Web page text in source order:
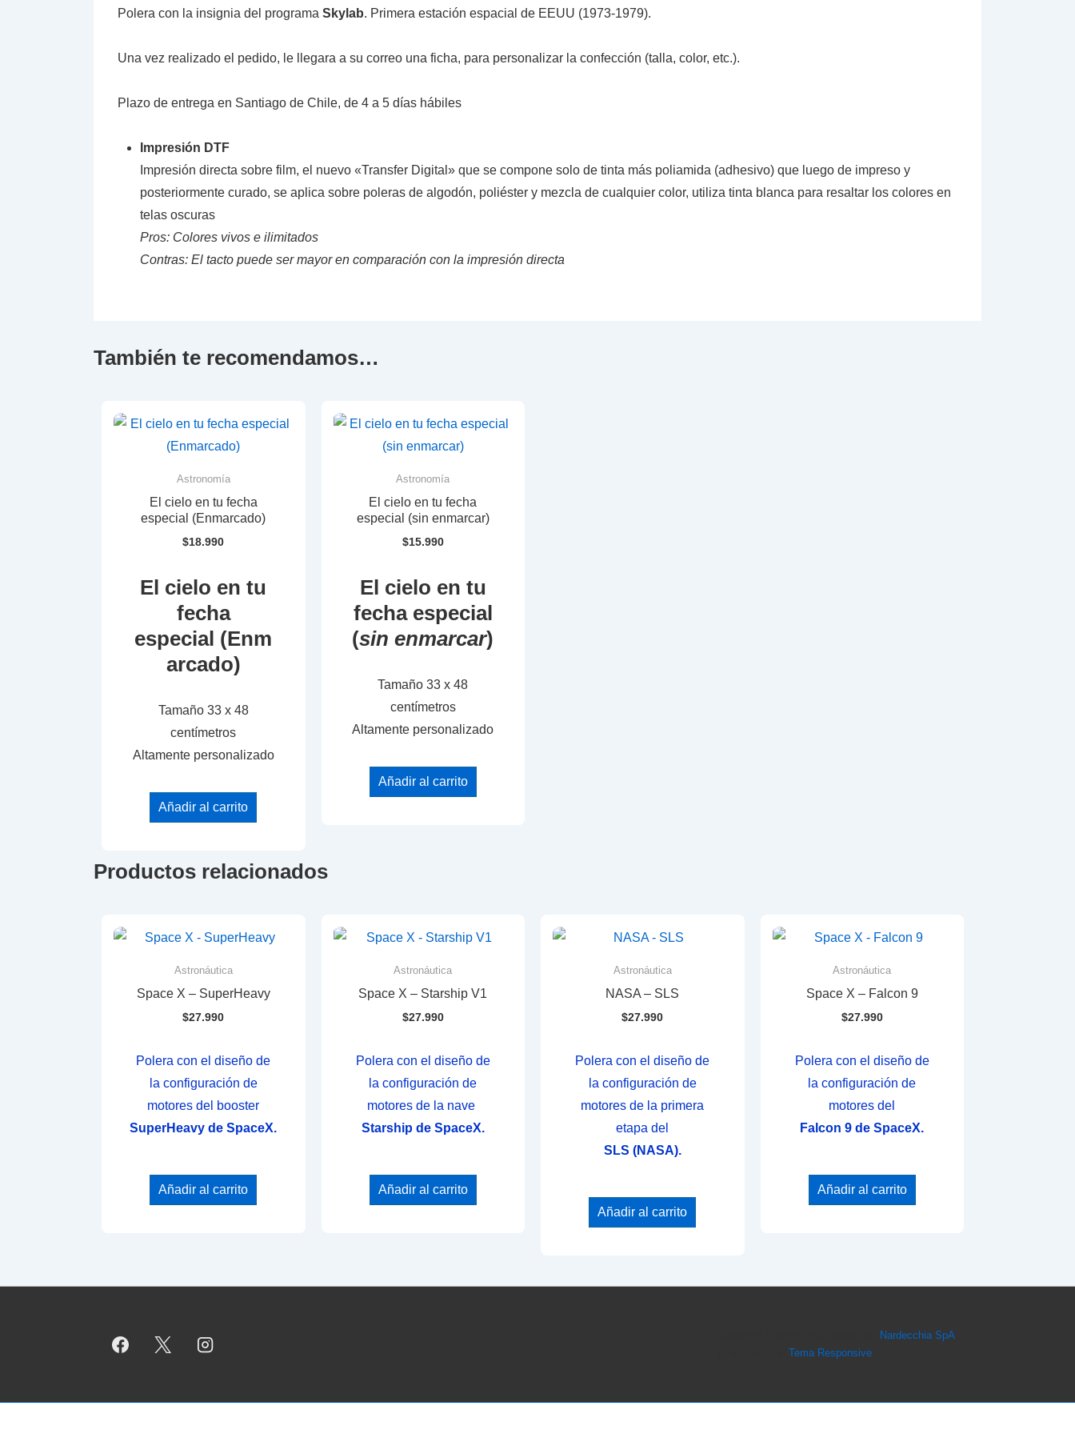
Polera con la insignia del programa Skylab. Primera estación espacial de EEUU (1973-1979).
Una vez realizado el pedido, le llegara a su correo una ficha, para personalizar la confección (talla, color, etc.).
Plazo de entrega en Santiago de Chile, de 4 a 5 días hábiles
Impresión DTF
Impresión directa sobre film, el nuevo «Transfer Digital» que se compone solo de tinta más poliamida (adhesivo) que luego de impreso y
posteriormente curado, se aplica sobre poleras de algodón, poliéster y mezcla de cualquier color, utiliza tinta blanca para resaltar los colores en
telas oscuras
Pros: Colores vivos e ilimitados
Contras: El tacto puede ser mayor en comparación con la impresión directa
También te recomendamos…
Astronomía
El cielo en tu fecha
especial (Enmarcado)
$18.990
El cielo en tu
fecha
especial (Enm
arcado)
Tamaño 33 x 48
centímetros
Altamente personalizado
Añadir al carrito
Astronomía
El cielo en tu fecha
especial (sin enmarcar)
$15.990
El cielo en tu
fecha especial
(sin enmarcar)
Tamaño 33 x 48
centímetros
Altamente personalizado
Añadir al carrito
Productos relacionados
Astronáutica
Space X – SuperHeavy
$27.990
Polera con el diseño de
la configuración de
motores del booster
SuperHeavy de SpaceX.
Añadir al carrito
Astronáutica
Space X – Starship V1
$27.990
Polera con el diseño de
la configuración de
motores de la nave
Starship de SpaceX.
Añadir al carrito
Astronáutica
NASA – SLS
$27.990
Polera con el diseño de
la configuración de
motores de la primera
etapa del
SLS (NASA).
Añadir al carrito
Astronáutica
Space X – Falcon 9
$27.990
Polera con el diseño de
la configuración de
motores del
Falcon 9 de SpaceX.
Añadir al carrito
Nardecchia SpA
Tema Responsive